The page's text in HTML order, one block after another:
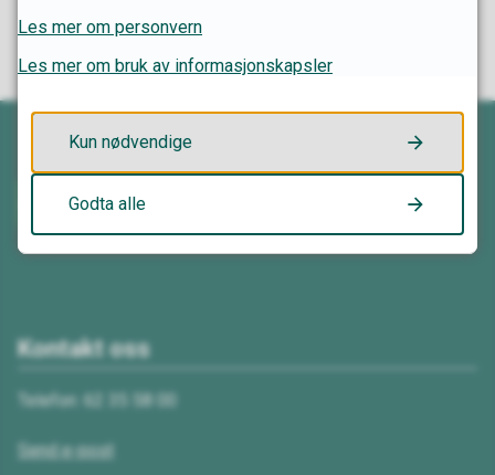
Kontakt oss
Telefon: 62 35 58 00
Send e-post
Les mer om personvern
Les mer om bruk av informasjonskapsler
Kun nødvendige
Godta alle